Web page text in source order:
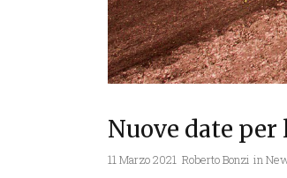
Nuove date per
11 Marzo 2021 Roberto Bonzi in